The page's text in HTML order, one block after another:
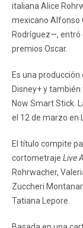
italiana Alice
mexicano Alfonso
Rodríguez—, entró
premios Oscar.
Es una
Disney+ y también
Now Smart Stick.
el 12 de marzo en
El título compite
cortometraje Live
Rohrwacher,
Zuccheri
Tatiana Lepore.